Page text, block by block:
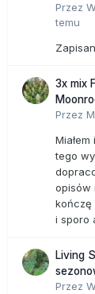
Przez
temu
3x mix
Przez
tego
opisów
kończę
i sporo
Living
Przez